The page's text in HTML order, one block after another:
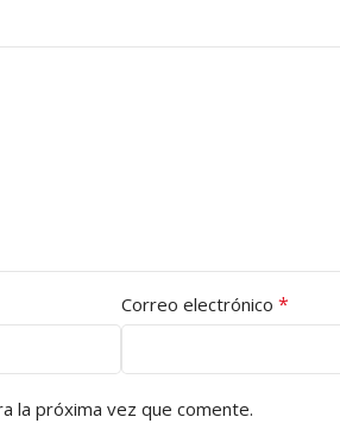
Correo electrónico *
la próxima vez que comente.